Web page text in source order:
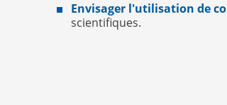
Envisager l'utilisation de
scientifiques.